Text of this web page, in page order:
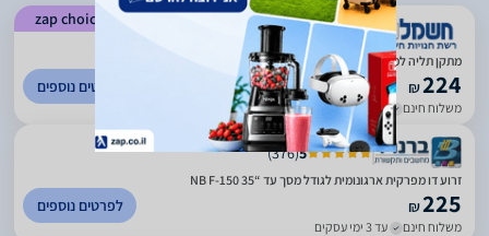
zap choice
4.51
1078
)
‏מתקן תליה למסכי מחשב F150 North Bayou יבואן רשמי
₪224
משלוח חינם עד 7 ימי עסקים
לפרטים נוספים
5
(
376
)
זרוע דו מפרקית ארגונומית לגודל מסך עד “35 NB F-150
₪225
משלוח חינם עד 3 ימי עסקים
לפרטים נוספים